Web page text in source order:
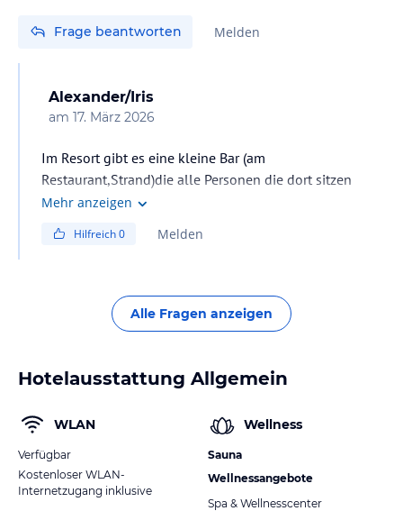
Frage beantworten Melden
Alexander/Iris
am 17. März 2026
Im Resort gibt es eine kleine Bar (am
Restaurant,Strand)die alle Personen die dort sitzen
bedienen!
Mehr anzeigen
Hilfreich0 Melden
Alle Fragen anzeigen
Hotelausstattung Allgemein
WLAN
Verfügbar
Kostenloser WLAN-
Internetzugang inklusive
Wellness
Sauna
Wellnessangebote
Spa & Wellnesscenter